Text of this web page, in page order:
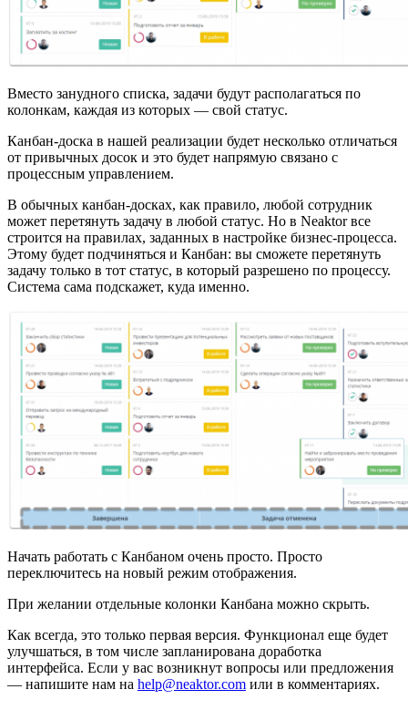
Вместо занудного списка, задачи будут располагаться по
колонкам, каждая из которых — свой статус.
Канбан-доска в нашей реализации будет несколько отличаться
от привычных досок и это будет напрямую связано с
процессным управлением.
В обычных канбан-досках, как правило, любой сотрудник
может перетянуть задачу в любой статус. Но в Neaktor все
строится на правилах, заданных в настройке бизнес-процесса.
Этому будет подчиняться и Канбан: вы сможете перетянуть
задачу только в тот статус, в который разрешено по процессу.
Система сама подскажет, куда именно.
Начать работать с Канбаном очень просто. Просто
переключитесь на новый режим отображения.
При желании отдельные колонки Канбана можно скрыть.
Как всегда, это только первая версия. Функционал еще будет
улучшаться, в том числе запланирована доработка
интерфейса. Если у вас возникнут вопросы или предложения
— напишите нам на help@neaktor.com или в комментариях.